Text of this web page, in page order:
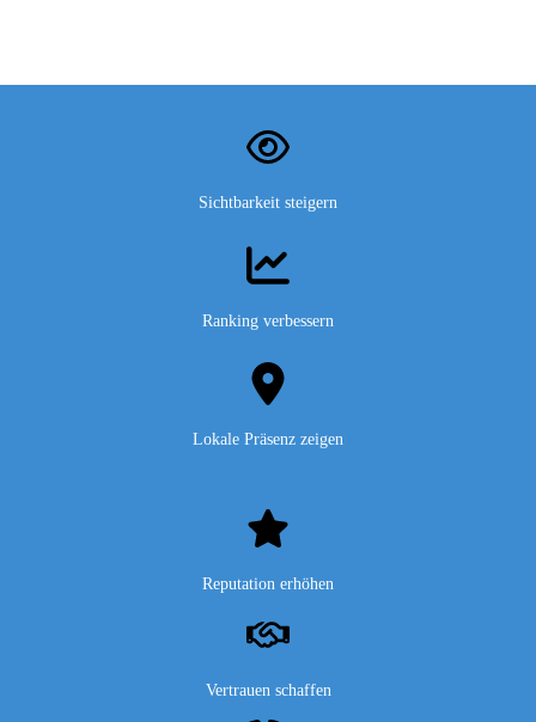
Sichtbarkeit steigern
Ranking verbessern
Lokale Präsenz zeigen
Reputation erhöhen
Vertrauen schaffen